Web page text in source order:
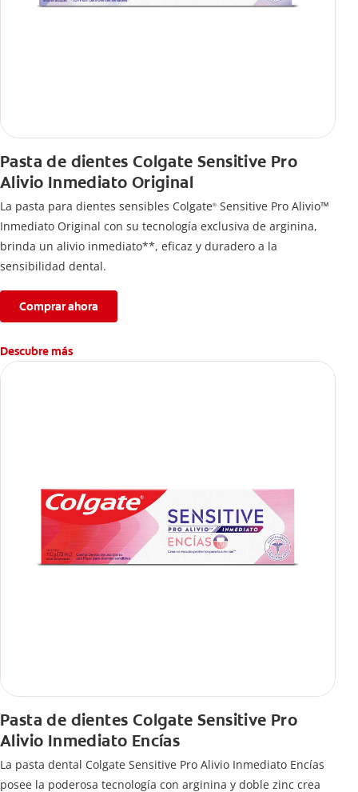
Pasta de dientes Colgate Sensitive Pro
Alivio Inmediato Original
La pasta para dientes sensibles Colgate® Sensitive Pro Alivio™
Inmediato Original con su tecnología exclusiva de arginina,
brinda un alivio inmediato**, eficaz y duradero a la
sensibilidad dental.
Comprar ahora
Descubre más
Pasta de dientes Colgate Sensitive Pro
Alivio Inmediato Encías
La pasta dental Colgate Sensitive Pro Alivio Inmediato Encías
posee la poderosa tecnología con arginina y doble zinc crea